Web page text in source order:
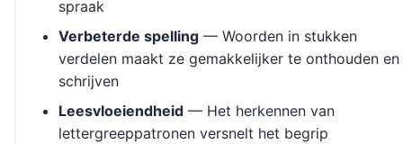
spraak
Verbeterde spelling — Woorden in stukken
verdelen maakt ze gemakkelijker te onthouden en
schrijven
Leesvloeiendheid — Het herkennen van
lettergreeppatronen versnelt het begrip